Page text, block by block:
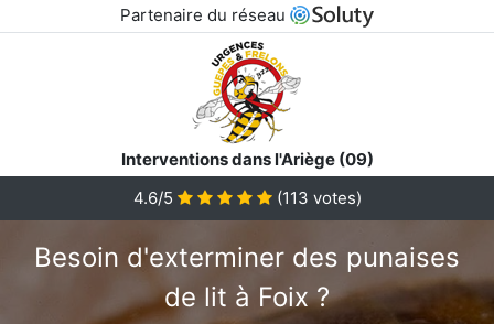
Partenaire du réseau
Interventions dans l'Ariège (09)
4.6/5 (113 votes)
Besoin d'exterminer des punaises
de lit à Foix ?